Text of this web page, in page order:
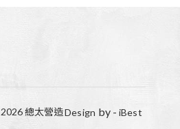
2026總太營造Design by - iBest